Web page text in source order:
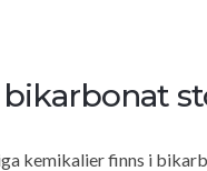
kemikalier finns i